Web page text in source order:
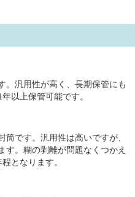
。汎用性が高く、長期保管にも
以上保管可能です。
です。汎用性は高いですが、
す。糊の剥離が問題なくつかえ
となります。